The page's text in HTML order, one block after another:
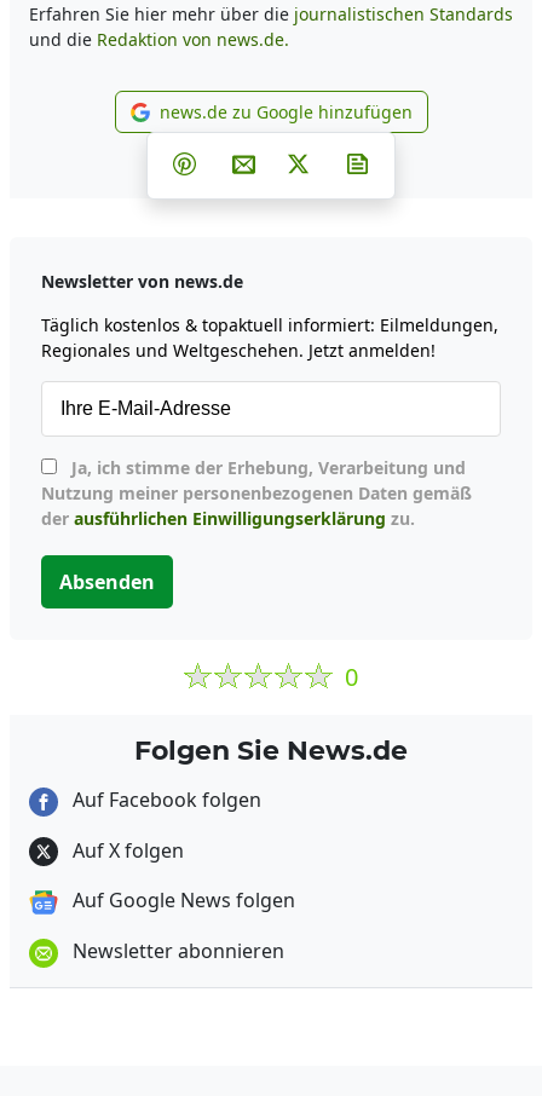
Erfahren Sie hier mehr über die journalistischen Standards
und die Redaktion von news.de.
news.de zu Google
news.de zu Google hinzufügen
Teilen auf Facebook
Teilen auf Whatsapp
Teilen auf Telegram
Teilen auf Pinterest
Per E-Mail teilen
Post auf X
Newsletter von news.de
Täglich kostenlos & topaktuell informiert: Eilmeldungen,
Regionales und Weltgeschehen. Jetzt anmelden!
Nutzung meiner personenbezogenen Daten gemäß
der ausführlichen Einwilligungserklärung zu.
Absenden
0
Folgen Sie News.de
Auf Facebook folgen
Auf X folgen
Auf Google News folgen
Newsletter abonnieren